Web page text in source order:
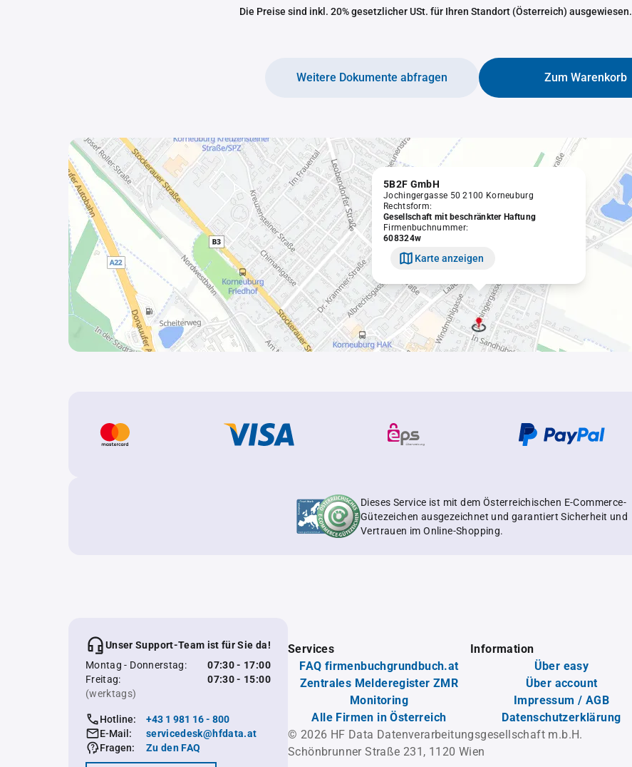
Die Preise sind inkl. 20% gesetzlicher USt. für Ihren Standort (Österreich) ausgewiesen.
Zum Warenkorb
Weitere Dokumente abfragen
5B2F GmbH
Jochingergasse 50 2100 Korneuburg
Rechtsform:
Gesellschaft mit beschränkter Haftung
Firmenbuchnummer:
608324w
Karte anzeigen
Dieses Service ist mit dem Österreichischen E-Commerce-
Gütezeichen ausgezeichnet und garantiert Sicherheit und
Vertrauen im Online-Shopping.
Unser Support-Team ist für Sie da!
Montag - Donnerstag:
07:30 - 17:00
Freitag:
07:30 - 15:00
(werktags)
Hotline:
+43 1 981 16 - 800
E-Mail:
servicedesk@hfdata.at
Fragen:
Zu den FAQ
Services
FAQ firmenbuchgrundbuch.at
Zentrales Melderegister ZMR
Monitoring
Alle Firmen in Österreich
Information
Über easy
Über account
Impressum / AGB
Datenschutzerklärung
© 2026 HF Data Datenverarbeitungsgesellschaft m.b.H.
Schönbrunner Straße 231, 1120 Wien